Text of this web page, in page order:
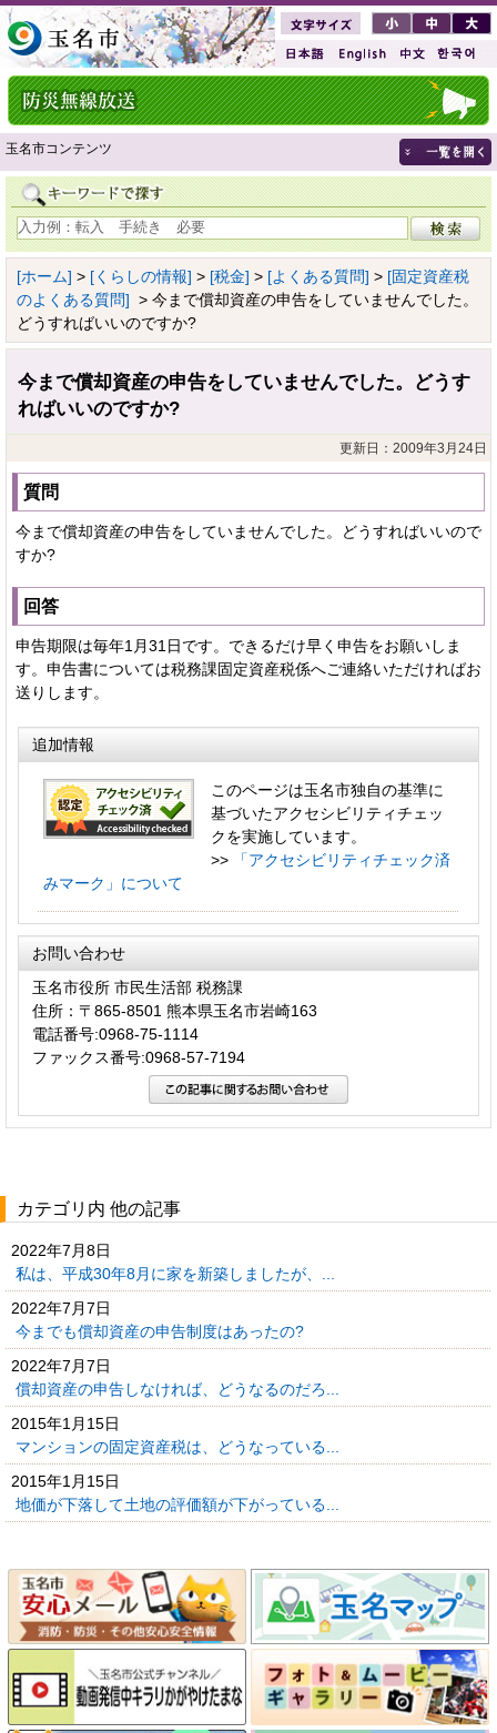
玉名市コンテンツ
[ホーム] > [くらしの情報] > [税金] > [よくある質問] > [固定資産税
のよくある質問] > 今まで償却資産の申告をしていませんでした。
どうすればいいのですか?
今まで償却資産の申告をしていませんでした。どうす
ればいいのですか?
更新日：2009年3月24日
質問
今まで償却資産の申告をしていませんでした。どうすればいいので
すか?
回答
申告期限は毎年1月31日です。できるだけ早く申告をお願いしま
す。申告書については税務課固定資産税係へご連絡いただければお
送りします。
追加情報
このページは玉名市独自の基準に
基づいたアクセシビリティチェッ
クを実施しています。
>>
「アクセシビリティチェック済
みマーク」について
お問い合わせ
玉名市役所 市民生活部 税務課
住所：〒865-8501 熊本県玉名市岩崎163
電話番号:0968-75-1114
ファックス番号:0968-57-7194
カテゴリ内 他の記事
2022年7月8日
私は、平成30年8月に家を新築しましたが、...
2022年7月7日
今までも償却資産の申告制度はあったの?
2022年7月7日
償却資産の申告しなければ、どうなるのだろ...
2015年1月15日
マンションの固定資産税は、どうなっている...
2015年1月15日
地価が下落して土地の評価額が下がっている...